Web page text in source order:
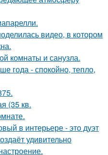
видео, в котором
комнаты и санузла.
года - спокойно, тепло,
(35 кв.
в интерьере - это дуэт
удивительно